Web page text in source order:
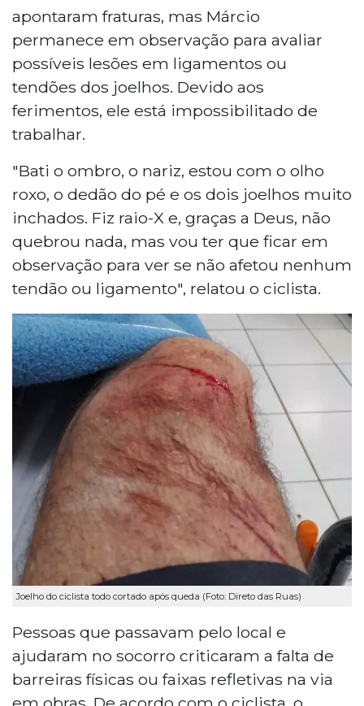
apontaram fraturas, mas Márcio
permanece em observação para avaliar
possíveis lesões em ligamentos ou
tendões dos joelhos. Devido aos
ferimentos, ele está impossibilitado de
trabalhar.
"Bati o ombro, o nariz, estou com o olho
roxo, o dedão do pé e os dois joelhos muito
inchados. Fiz raio-X e, graças a Deus, não
quebrou nada, mas vou ter que ficar em
observação para ver se não afetou nenhum
tendão ou ligamento", relatou o ciclista.
Joelho do ciclista todo cortado após queda (Foto: Direto das Ruas)
Pessoas que passavam pelo local e
ajudaram no socorro criticaram a falta de
barreiras físicas ou faixas refletivas na via